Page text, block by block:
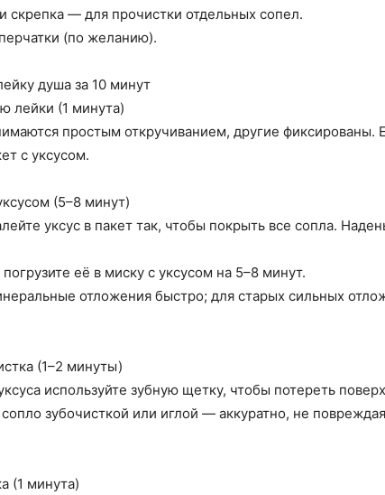
скрепка — для прочистки отдельных сопел.
(по желанию).
душа за 10 минут
лейки (1 минута)
простым откручиванием, другие фиксированы.
с уксусом.
(5–8 минут)
уксус в пакет так, чтобы покрыть все сопла.
её в миску с уксусом на 5–8 минут.
отложения быстро; для старых сильных
(1–2 минуты)
используйте зубную щетку, чтобы потереть
зубочисткой или иглой — аккуратно, не
(1 минута)